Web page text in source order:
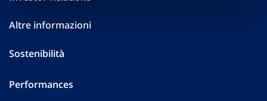
Altre informazioni
Sostenibilità
Performances